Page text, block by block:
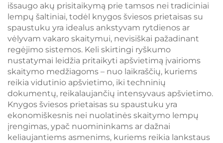
išsaugo akų prisitaikymą prie tamsos nei tradiciniai
lempų šaltiniai, todėl knygos šviesos prietaisas su
spaustuku yra idealus ankstyvam rytdienos ar
vėlyvam vakaro skaitymui, nevisiškai pažadinant
regėjimo sistemos. Keli skirtingi ryškumo
nustatymai leidžia pritaikyti apšvietimą įvairioms
skaitymo medžiagoms – nuo laikraščių, kuriems
reikia vidutinio apšvietimo, iki techninių
dokumentų, reikalaujančių intensyvaus apšvietimo.
Knygos šviesos prietaisas su spaustuku yra
ekonomiškesnis nei nuolatinės skaitymo lempų
įrengimas, ypač nuomininkams ar dažnai
keliaujantiems asmenims, kuriems reikia lankstaus